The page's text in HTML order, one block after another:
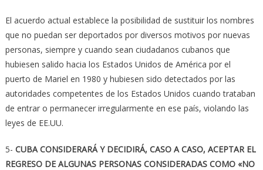
El acuerdo actual establece la posibilidad de sustituir los nombres
que no puedan ser deportados por diversos motivos por nuevas
personas, siempre y cuando sean ciudadanos cubanos que
hubiesen salido hacia los Estados Unidos de América por el
puerto de Mariel en 1980 y hubiesen sido detectados por las
autoridades competentes de los Estados Unidos cuando trataban
de entrar o permanecer irregularmente en ese país, violando las
leyes de EE.UU.
5- CUBA CONSIDERARÁ Y DECIDIRÁ, CASO A CASO, ACEPTAR EL
REGRESO DE ALGUNAS PERSONAS CONSIDERADAS COMO «NO